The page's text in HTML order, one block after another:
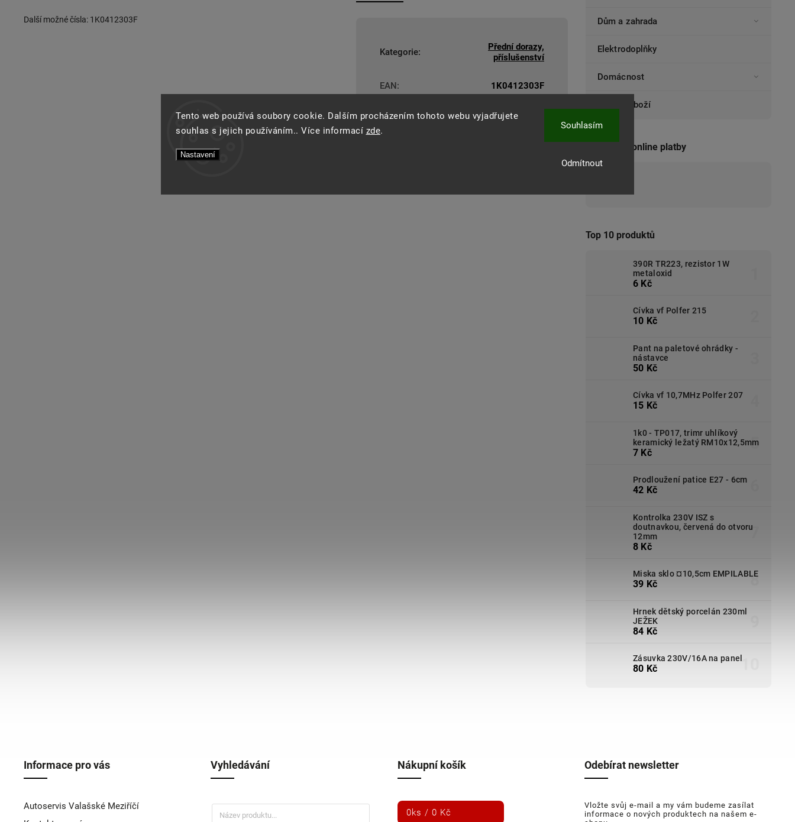
Tento web používá soubory cookie. Dalším procházením tohoto webu vyjadřujete
souhlas s jejich používáním.. Více informací zde.
Nastavení
Odmítnout
Souhlasím
Dům a zahrada
Elektrodoplňky
Domácnost
Ostatní zboží
Přijímáme online platby
Top 10 produktů
390R TR223, rezistor 1W
metaloxid
6 Kč
Cívka vf Polfer 215
10 Kč
Pant na paletové ohrádky -
nástavce
50 Kč
Cívka vf 10,7MHz Polfer 207
15 Kč
1k0 - TP017, trimr uhlíkový
keramický ležatý RM10x12,5mm
7 Kč
Prodloužení patice E27 - 6cm
42 Kč
Kontrolka 230V ISZ s
doutnavkou, červená do otvoru
12mm
8 Kč
Miska sklo ¤10,5cm EMPILABLE
39 Kč
Hrnek dětský porcelán 230ml
JEŽEK
84 Kč
Zásuvka 230V/16A na panel
80 Kč
Další možné čísla: 1K0412303F
Kategorie:
Přední dorazy,
příslušenství
EAN: 1K0412303F
Informace pro vás
Autoservis Valašské Meziříčí
Vyhledávání Nákupní košík
0ks / 0 Kč
Odebírat newsletter
Vložte svůj e-mail a my vám budeme zasílat
informace o nových produktech na našem e-